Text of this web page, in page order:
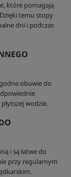
które pomagają
temu stopy
dni i podczas
obuwie do
wodzie.
i są łatwe do
przy regularnym